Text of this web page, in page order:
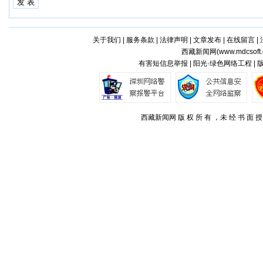
关于我们 服务条款 法律声明 文章发布| 在线留言|
西藏新闻网(
有害短信息举报 | 阳光·绿色网络工程 |
西藏新闻网 版 权 所 有 ，未 经 书 面